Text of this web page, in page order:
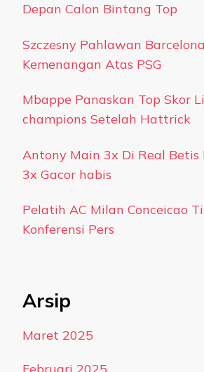
Depan Calon Bintang Top
Szczesny Pahlawan
Kemenangan Atas PSG
Mbappe Panaskan Top Skor
champions Setelah Hattrick
Antony Main 3x Di Real Betis
3x Gacor habis
Pelatih AC Milan Conceicao
Konferensi Pers
Arsip
Maret 2025